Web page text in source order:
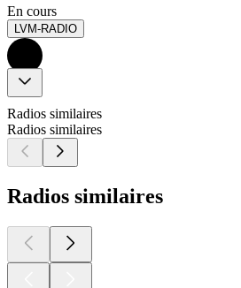
En cours
LVM-RADIO
Radios similaires
Radios similaires
Radios similaires